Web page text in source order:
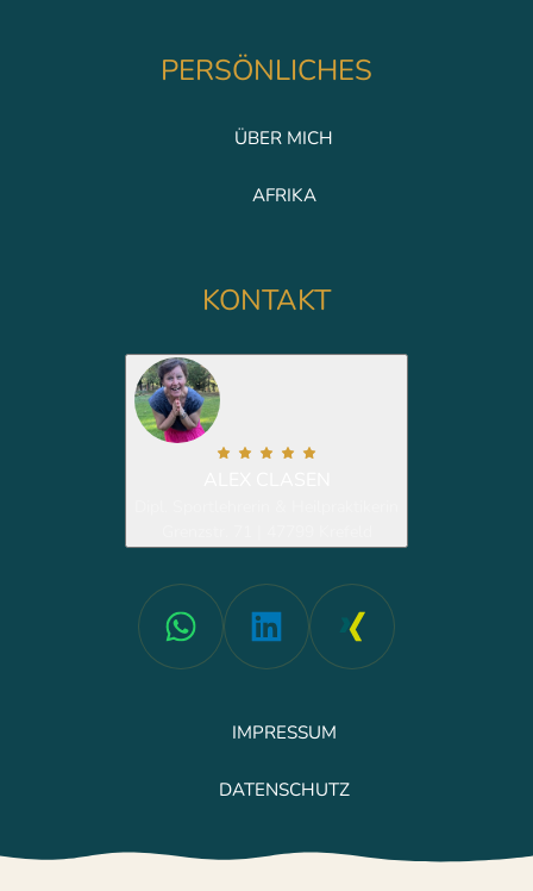
PERSÖNLICHES
ÜBER MICH
AFRIKA
KONTAKT
IMPRESSUM
DATENSCHUTZ